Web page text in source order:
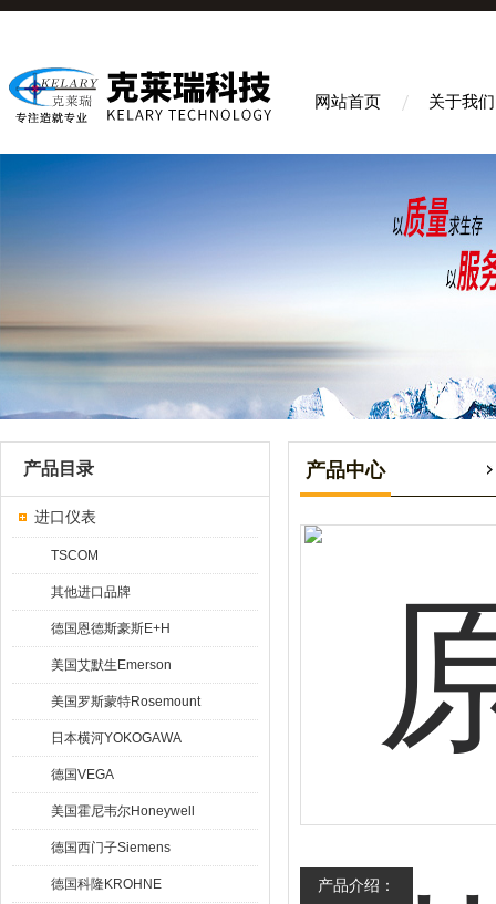
网站首页 关于我们
产品目录
进口仪表
TSCOM
其他进口品牌
德国恩德斯豪斯E+H
美国艾默生Emerson
美国罗斯蒙特Rosemount
日本横河YOKOGAWA
德国VEGA
美国霍尼韦尔Honeywell
德国西门子Siemens
德国科隆KROHNE
产品中心
产品介绍：